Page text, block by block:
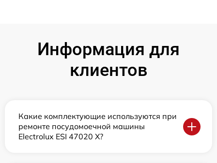
Информация для
клиентов
Какие комплектующие используются при
ремонте посудомоечной машины
Electrolux ESI 47020 X?